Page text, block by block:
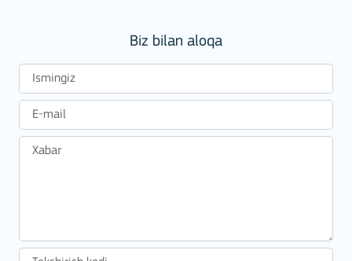
Biz bilan aloqa